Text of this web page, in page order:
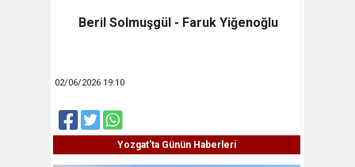
Beril Solmuşgül - Faruk Yiğenoğlu
02/06/2026 19:10
Yozgat'ta Günün Haberleri